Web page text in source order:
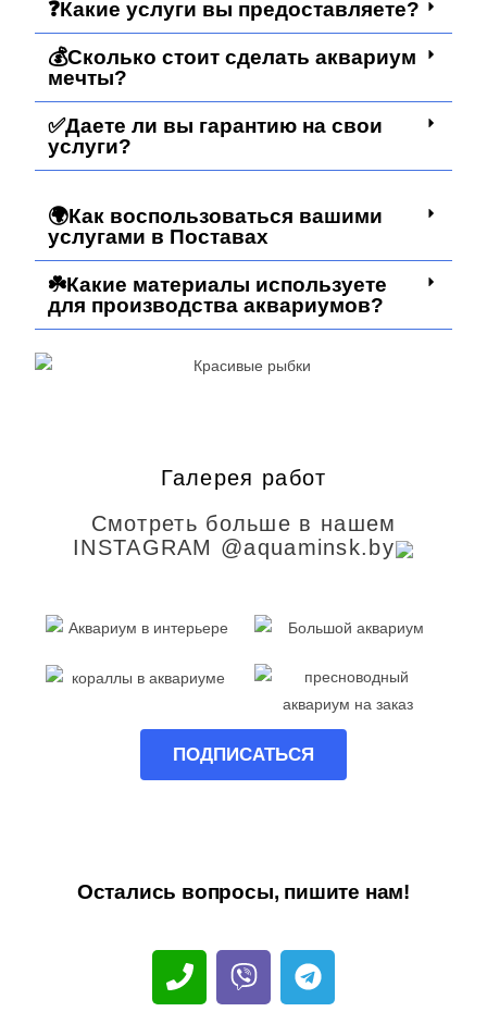
❓Какие услуги вы предоставляете?
💰Сколько стоит сделать аквариум
мечты?
✅Даете ли вы гарантию на свои
услуги?
🌍Как воспользоваться вашими
услугами в Поставах
☘️Какие материалы используете
для производства аквариумов?
Галерея работ
Смотреть больше в нашем
INSTAGRAM @aquaminsk.by
ПОДПИСАТЬСЯ
Остались вопросы, пишите нам!